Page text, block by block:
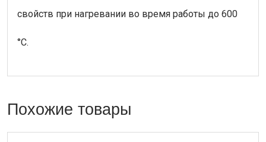
свойств при нагревании во время работы до 600
°С.
Похожие товары